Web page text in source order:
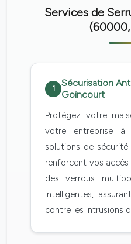
Services de
1
Sécurisation
Goincourt
Protégez votre
votre entreprise à
solutions de
renforcent vos accès
des verrous
intelligentes,
contre les intrusions